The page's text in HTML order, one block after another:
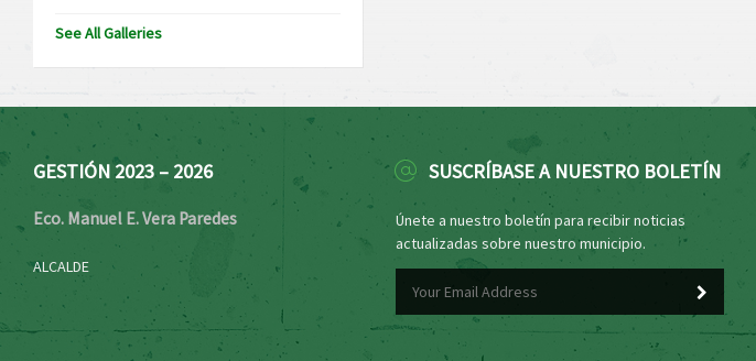
See All Galleries
GESTIÓN 2023 – 2026
Eco. Manuel E. Vera Paredes
ALCALDE
SUSCRÍBASE A NUESTRO BOLETÍN
Únete a nuestro boletín para recibir noticias
actualizadas sobre nuestro municipio.